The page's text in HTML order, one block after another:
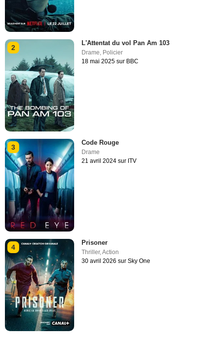
2
L'Attentat du vol Pan Am 103
Drame, Policier
18 mai 2025 sur BBC
3
Code Rouge
Drame
21 avril 2024 sur ITV
4
Prisoner
Thriller,Action
30 avril 2026 sur Sky One